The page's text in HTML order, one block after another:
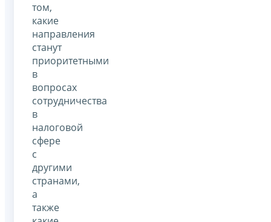
том,
какие
направления
станут
приоритетными
в
вопросах
сотрудничества
в
налоговой
сфере
с
другими
странами,
а
также